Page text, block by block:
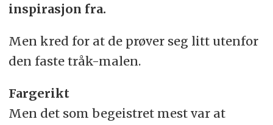
inspirasjon fra.
Men kred for at de prøver seg litt utenfor
den faste tråk-malen.
Fargerikt
Men det som begeistret mest var at